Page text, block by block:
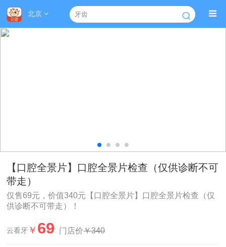
北京
【口腔全景片】口腔全景片检查（仅供诊断不可
带走）
仅售69元，价值340元【口腔全景片】口腔全景片检查（仅
供诊断不可带走）！
云看牙 ￥ 69 门店价￥340